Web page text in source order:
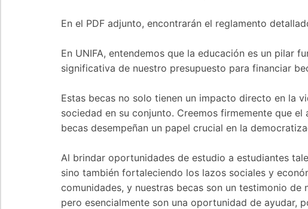
En el PDF adjunto, encontrarán el reglamento
En UNIFA, entendemos que la educación es un pilar
significativa de nuestro presupuesto para financiar
Estas becas no solo tienen un impacto directo en la
sociedad en su conjunto. Creemos firmemente que
becas desempeñan un papel crucial en la
Al brindar oportunidades de estudio a estudiantes
sino también fortaleciendo los lazos sociales y
comunidades, y nuestras becas son un testimonio
pero esencialmente son una oportunidad de ayudar,